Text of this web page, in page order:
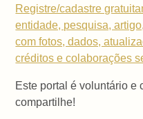
Registre/cadastre
entidade, pesquisa,
com fotos, dados,
créditos e colaborações
Este portal é voluntário e
compartilhe!